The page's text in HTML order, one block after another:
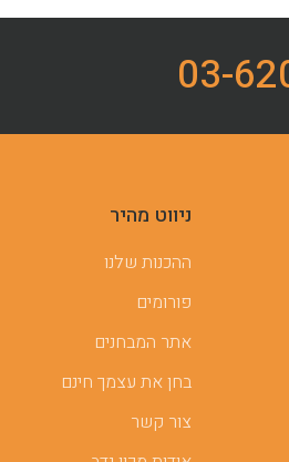
ניווט מהיר
ההכנות שלנו
פורומים
אתר המבחנים
בחן את עצמך חינם
צור קשר